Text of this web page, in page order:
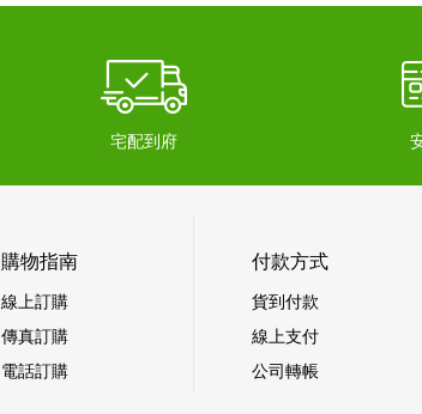
宅配到府
購物指南
線上訂購
傳真訂購
電話訂購
付款方式
貨到付款
線上支付
公司轉帳